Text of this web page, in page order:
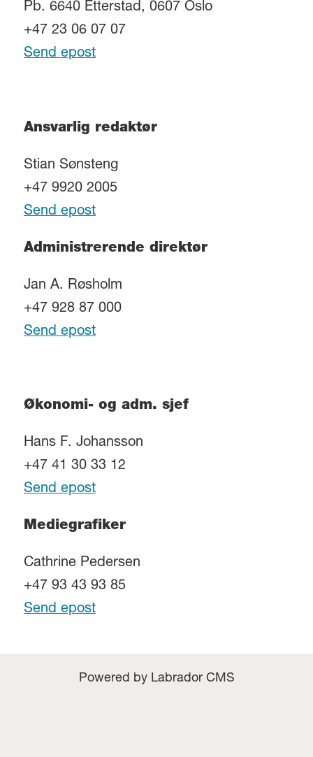
Pb. 6640 Etterstad, 0607 Oslo
+47 23 06 07 07
Send epost
Ansvarlig redaktør
Stian Sønsteng
+47 9920 2005
Send epost
Administrerende direktør
Jan A. Røsholm
+47 928 87 000
Send epost
Økonomi- og adm. sjef
Hans F. Johansson
+47 41 30 33 12
Send epost
Mediegrafiker
Cathrine Pedersen
+47 93 43 93 85
Send epost
Powered by Labrador CMS